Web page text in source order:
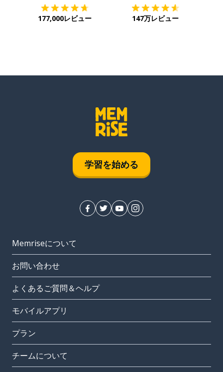
177,000レビュー 147万レビュー
学習を始める
Memriseについて
お問い合わせ
よくあるご質問＆ヘルプ
モバイルアプリ
プラン
チームについて